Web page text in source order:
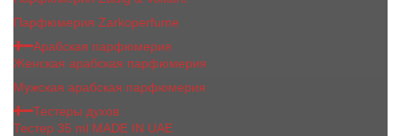
Парфюмерия Zarkoperfume
Арабская парфюмерия
Женская арабская парфюмерия
Мужская арабская парфюмерия
Тестеры духов
Тестер 35 ml MADE IN UAE